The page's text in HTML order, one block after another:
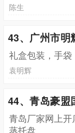
陈生
43、广州市明
礼盒包装，手
袁明辉
44、青岛豪盟
青岛厂家网上
蒸托盘